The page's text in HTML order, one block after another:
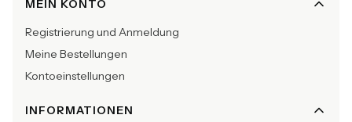
Fußzeilenmenü
MEIN KONTO
Registrierung und Anmeldung
Meine Bestellungen
Kontoeinstellungen
INFORMATIONEN